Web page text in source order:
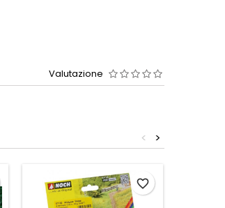
Valutazione
>
<
favorite_border